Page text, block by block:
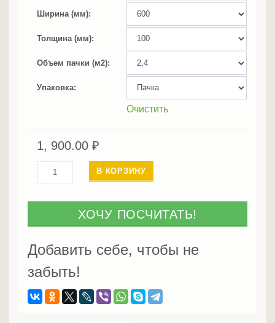
Ширина (мм)
Толщина (мм)
Объем пачки (м2)
Упаковка
Очистить
1, 900.00 ₽
Количество
Утеплитель
мм
В КОРЗИНУ
ХОЧУ ПОСЧИТАТЬ!
Добавить себе, чтобы не
забыть!